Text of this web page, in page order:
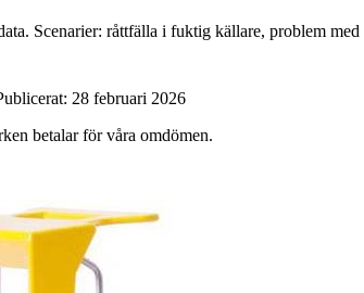
Scenarier: råttfälla i fuktig källare, problem
28 februari 2026
betalar för våra omdömen.